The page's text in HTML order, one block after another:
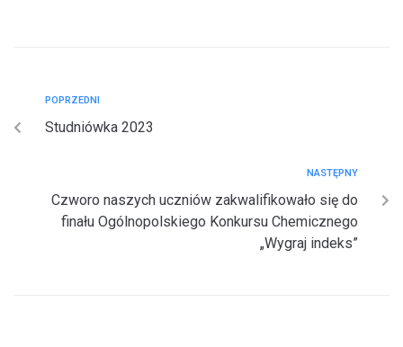
POPRZEDNI
Studniówka 2023
NASTĘPNY
Czworo naszych uczniów zakwalifikowało się do
finału Ogólnopolskiego Konkursu Chemicznego
„Wygraj indeks”